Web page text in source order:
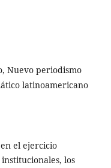
Nuevo periodismo
latinoamericano
el ejercicio
los